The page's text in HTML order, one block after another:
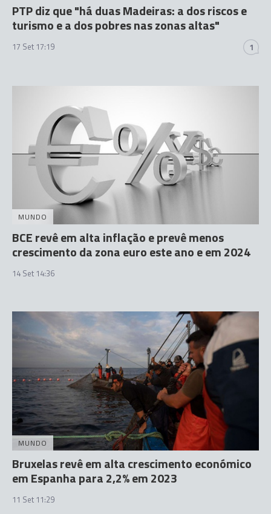
PTP diz que "há duas Madeiras: a dos riscos e
turismo e a dos pobres nas zonas altas"
17 Set 17:19 1
MUNDO
BCE revê em alta inflação e prevê menos
crescimento da zona euro este ano e em 2024
14 Set 14:36
MUNDO
Bruxelas revê em alta crescimento económico
em Espanha para 2,2% em 2023
11 Set 11:29